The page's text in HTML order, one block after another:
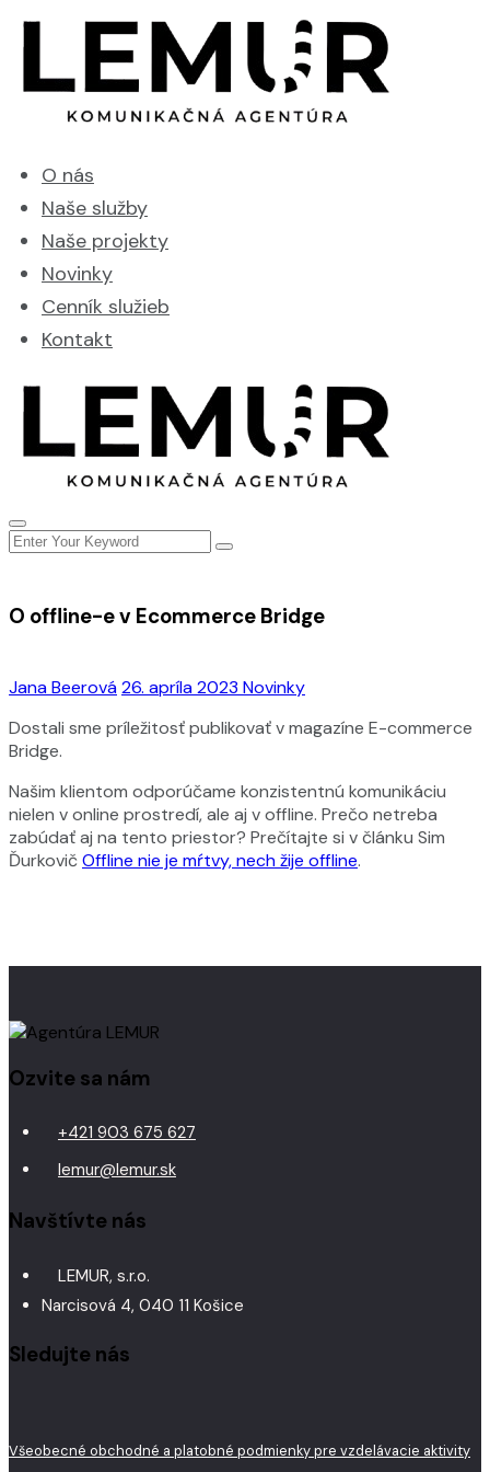
O nás
Naše služby
Naše projekty
Novinky
Cenník služieb
Kontakt
Jana Beerová26. apríla 2023 Novinky
O offline-e v Ecommerce Bridge
Dostali sme príležitosť publikovať v magazíne E-commerce
Bridge.
Našim klientom odporúčame konzistentnú komunikáciu
nielen v online prostredí, ale aj v offline. Prečo netreba
zabúdať aj na tento priestor? Prečítajte si v článku Sim
ĎurkovičOffline nie je mŕtvy, nech žije offline.
Ozvite sa nám
+421 903 675 627
lemur@lemur.sk
Navštívte nás
LEMUR, s.r.o.
Narcisová 4, 040 11 Košice
Sledujte nás
Všeobecné obchodné a platobné podmienky pre vzdelávacie aktivity